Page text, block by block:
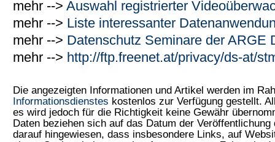
mehr --> Auswahl registrierter
mehr --> Liste interessanter
mehr --> Datenschutz Seminare der ARGE
mehr --> http://ftp.freenet.at/privacy/ds-at/
Die angezeigten Informationen und Artikel werden im
Informationsdienstes kostenlos zur Verfügung gestellt.
es wird jedoch für die Richtigkeit keine Gewähr
Daten beziehen sich auf das Datum der
darauf hingewiesen, dass insbesondere Links, auf